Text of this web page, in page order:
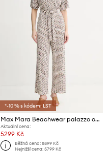
*-10 % s kódem: LST
Max Mara Beachwear palazzo overal dámský z viskózy EGREGE
Aktuální cena:
5299 Kč
Běžná cena:8899 Kč
Nejnižší cena:5799 Kč